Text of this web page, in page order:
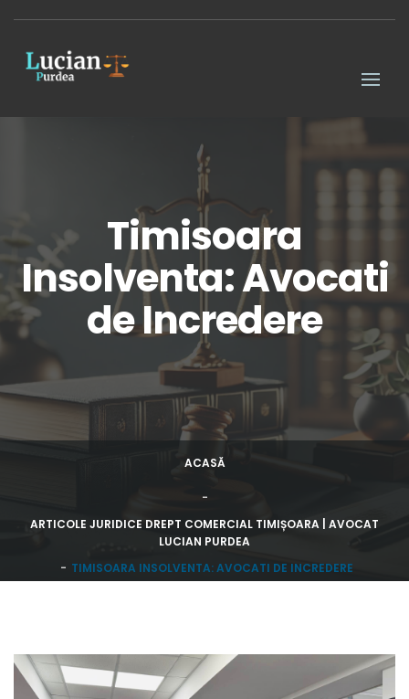
Timisoara
Insolventa: Avocati
de Incredere
ACASĂ
ARTICOLE JURIDICE DREPT COMERCIAL TIMIȘOARA | AVOCAT
LUCIAN PURDEA
TIMISOARA INSOLVENTA: AVOCATI DE INCREDERE